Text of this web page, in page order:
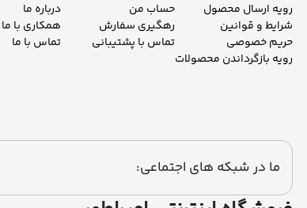
رویه ارسال محصول
شرایط و قوانین
حریم خصوصی
رویه بازگرداندن محصولات
حساب من
رهگیری سفارش
تماس با پشتیبانی
درباره ما
همکاری با ما
تماس با ما
ما در شبکه های اجتماعی: